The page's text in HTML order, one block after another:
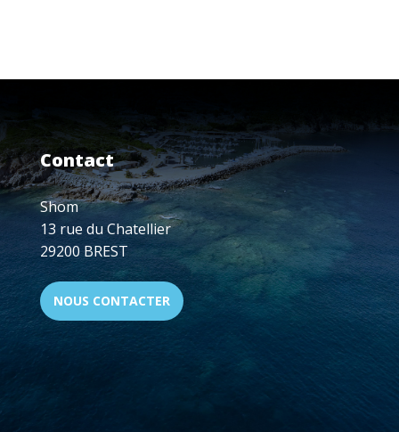
Contact
Shom
13 rue du Chatellier
29200 BREST
NOUS CONTACTER